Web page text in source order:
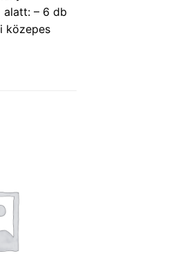
alatt: – 6 db
közepes